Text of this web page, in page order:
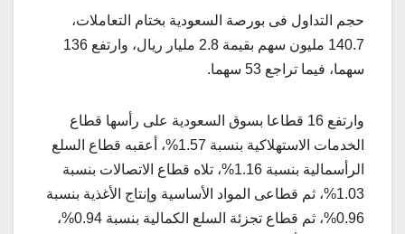
حجم التداول فى بورصة السعودية بختام التعاملات،
140.7 مليون سهم بقيمة 2.8 مليار ريال، وارتفع 136
سهما، فيما تراجع 53 سهما.
وارتفع 16 قطاعا بسوق السعودية على رأسها قطاع
الخدمات الاستهلاكية بنسبة 1.57%، أعقبه قطاع السلع
الرأسمالية بنسبة 1.16%، تلاه قطاع الاتصالات بنسبة
1.03%، ثم قطاعى المواد الأساسية وإنتاج الأغذية بنسبة
0.96%، ثم قطاع تجزئة السلع الكمالية بنسبة 0.94%،